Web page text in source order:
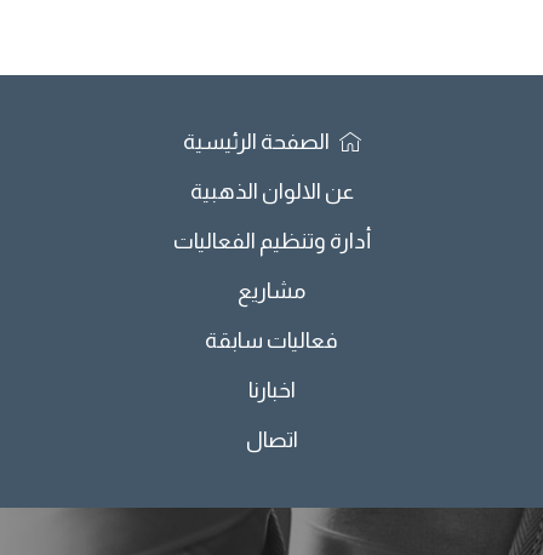
الصفحة الرئيسية
عن الالوان الذهبية
أدارة وتنظيم الفعاليات
مشاريع
فعاليات سابقة
اخبارنا
اتصال